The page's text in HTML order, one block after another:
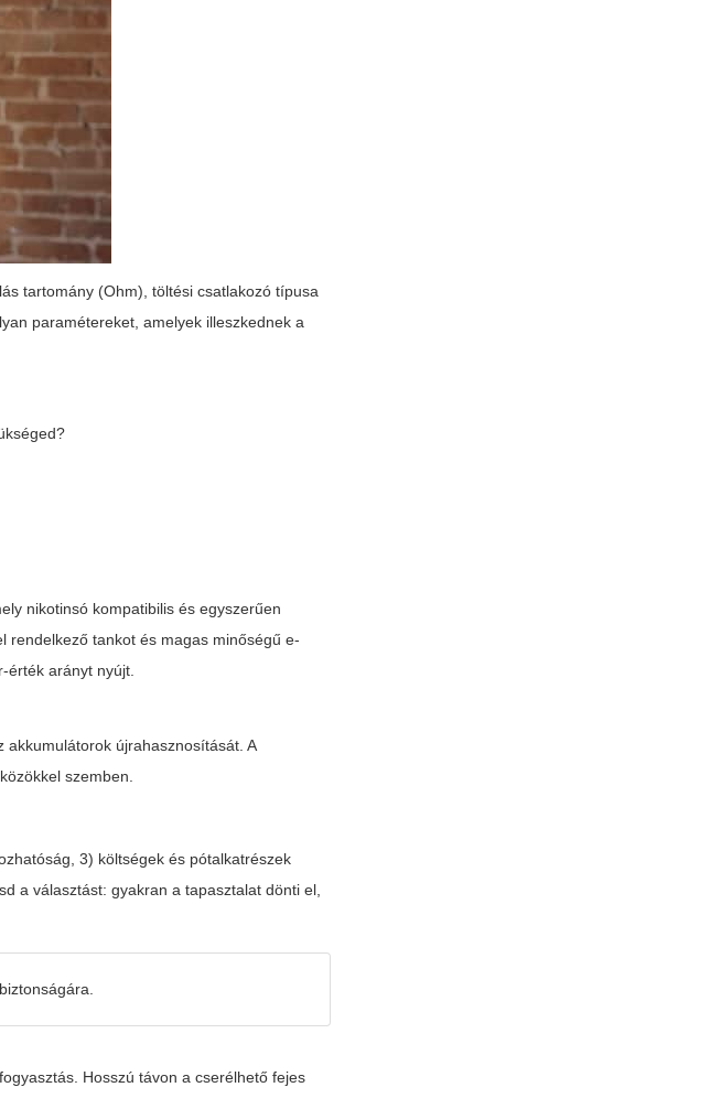
tartomány (Ohm), töltési csatlakozó típusa
paramétereket, amelyek illeszkednek a
nikotinsó kompatibilis és egyszerűen
rendelkező tankot és magas minőségű e-
érték arányt nyújt.
akkumulátorok újrahasznosítását. A
szemben.
3) költségek és pótalkatrészek
a választást: gyakran a tapasztalat dönti el,
Hosszú távon a cserélhető fejes